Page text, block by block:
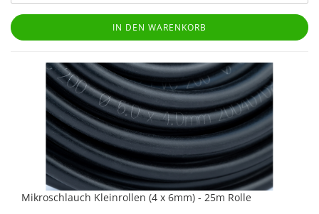
IN DEN WARENKORB
Mikroschlauch Kleinrollen (4 x 6mm) - 25m Rolle